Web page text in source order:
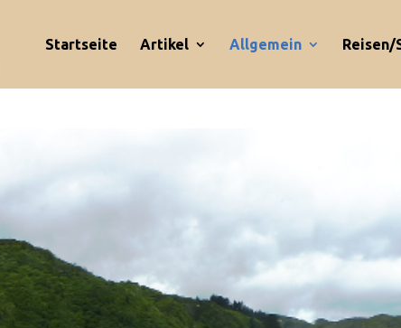
Startseite Artikel Allgemein